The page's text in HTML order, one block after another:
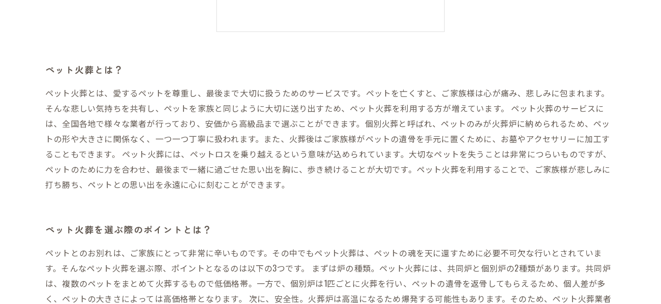
ペット火葬とは？
ペット火葬とは、愛するペットを尊重し、最後まで大切に扱うためのサービスです。ペットを亡くすと、ご家族様は心が痛み、悲しみに包まれます。
そんな悲しい気持ちを共有し、ペットを家族と同じように大切に送り出すため、ペット火葬を利用する方が増えています。 ペット火葬のサービスに
は、全国各地で様々な業者が行っており、安価から高級品まで選ぶことができます。個別火葬と呼ばれ、ペットのみが火葬炉に納められるため、ペッ
トの形や大きさに関係なく、一つ一つ丁寧に扱われます。また、火葬後はご家族様がペットの遺骨を手元に置くために、お墓やアクセサリーに加工す
ることもできます。 ペット火葬には、ペットロスを乗り越えるという意味が込められています。大切なペットを失うことは非常につらいものですが、
ペットのために力を合わせ、最後まで一緒に過ごせた思い出を胸に、歩き続けることが大切です。ペット火葬を利用することで、ご家族様が悲しみに
打ち勝ち、ペットとの思い出を永遠に心に刻むことができます。
ペット火葬を選ぶ際のポイントとは？
ペットとのお別れは、ご家族にとって非常に辛いものです。その中でもペット火葬は、ペットの魂を天に還すために必要不可欠な行いとされていま
す。そんなペット火葬を選ぶ際、ポイントとなるのは以下の3つです。 まずは炉の種類。ペット火葬には、共同炉と個別炉の2種類があります。共同炉
は、複数のペットをまとめて火葬するもので低価格帯。一方で、個別炉は1匹ごとに火葬を行い、ペットの遺骨を返骨してもらえるため、個人差が多
く、ペットの大きさによっては高価格帯となります。 次に、安全性。火葬炉は高温になるため爆発する可能性もあります。そのため、ペット火葬業者